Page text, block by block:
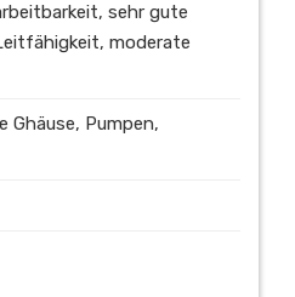
sehr gute
moderate
Ghäuse, Pumpen,